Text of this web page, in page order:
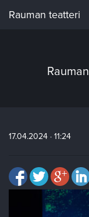
Rauman teatteri
17.04.2024 · 11:24